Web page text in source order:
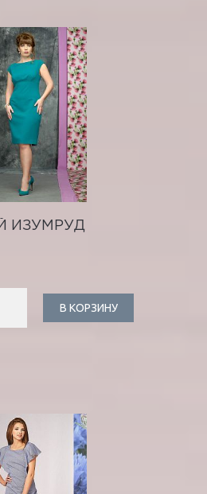
ИЗУМРУД
В КОРЗИНУ